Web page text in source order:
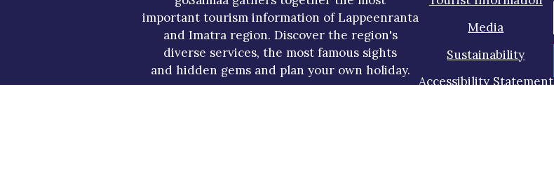
important tourism information of Lappeenranta
and Imatra region. Discover the region's
diverse services, the most famous sights
and hidden gems and plan your own holiday.
Media
Sustainability
Accessibility Statement